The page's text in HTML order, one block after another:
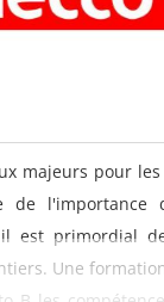
majeurs pour
de l'importance
est primordial
Une